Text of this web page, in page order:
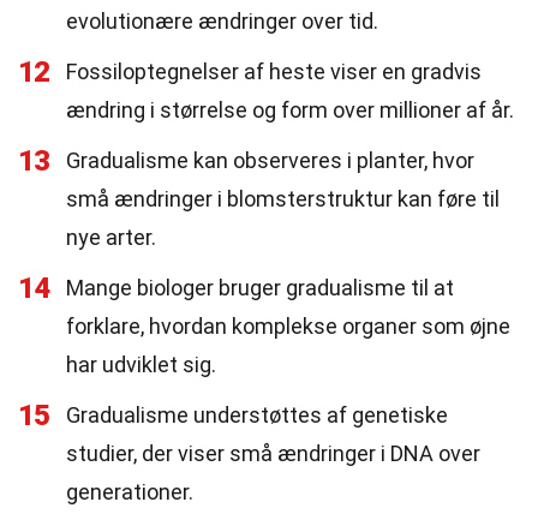
evolutionære ændringer over tid.
12
Fossiloptegnelser af heste viser en gradvis
ændring i størrelse og form over millioner af år.
13
Gradualisme kan observeres i planter, hvor
små ændringer i blomsterstruktur kan føre til
nye arter.
14
Mange biologer bruger gradualisme til at
forklare, hvordan komplekse organer som øjne
har udviklet sig.
15
Gradualisme understøttes af genetiske
studier, der viser små ændringer i DNA over
generationer.